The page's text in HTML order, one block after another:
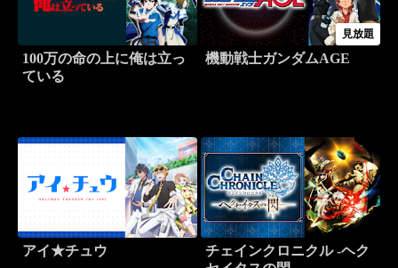
100万の命の上に俺は立っ
ている
見放題
機動戦士ガンダムAGE
アイ★チュウ
チェインクロニクル -ヘク